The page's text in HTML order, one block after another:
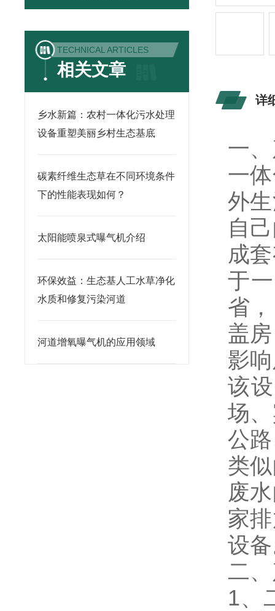
TECHNICAL ARTICLES
相关文章
乡水新篇：农村一体化污水处理
设备重塑美丽乡村生态基底
碳素纤维生态草在不同环境条件
下的性能表现如何？
太阳能喷泉式曝气机介绍
环保效益：生态基人工水草净化
水质和修复污染河道
河道增氧曝气机的应用领域
详
一
一
外
自
成
于
省
盖
影
该
场
公
类
废
家
设
二
1、